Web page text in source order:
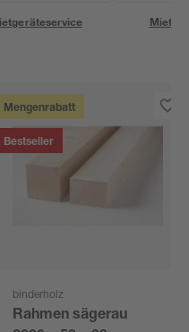
Mengenrabatt
Bestseller
binderholz
Rahmen sägerau